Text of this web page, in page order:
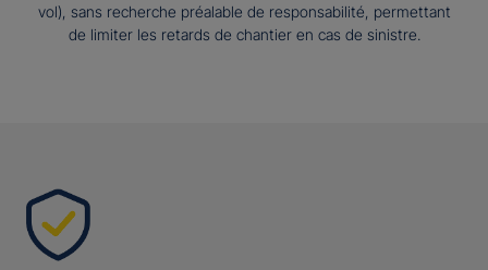
vol), sans recherche préalable de responsabilité, permettant
de limiter les retards de chantier en cas de sinistre.